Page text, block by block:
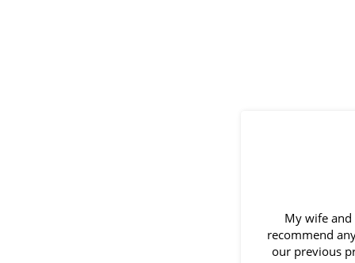
My wife
recommend
our previous property